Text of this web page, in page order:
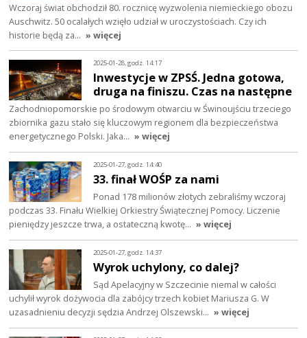
Wczoraj świat obchodził 80. rocznicę wyzwolenia niemieckiego obozu
Auschwitz. 50 ocalałych wzięło udział w uroczystościach. Czy ich
historie będą za… » więcej
2025-01-28, godz. 14:17
Inwestycje w ZPSŚ. Jedna gotowa,
druga na finiszu. Czas na następne
Zachodniopomorskie po środowym otwarciu w Świnoujściu trzeciego
zbiornika gazu stało się kluczowym regionem dla bezpieczeństwa
energetycznego Polski. Jaka… » więcej
2025-01-27, godz. 14:40
33. finał WOŚP za nami
Ponad 178 milionów złotych zebraliśmy wczoraj
podczas 33. Finału Wielkiej Orkiestry Świątecznej Pomocy. Liczenie
pieniędzy jeszcze trwa, a ostateczną kwotę… » więcej
2025-01-27, godz. 14:37
Wyrok uchylony, co dalej?
Sąd Apelacyjny w Szczecinie niemal w całości
uchylił wyrok dożywocia dla zabójcy trzech kobiet Mariusza G. W
uzasadnieniu decyzji sędzia Andrzej Olszewski… » więcej